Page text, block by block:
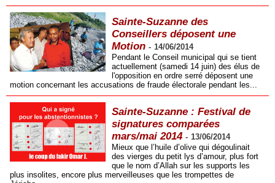
Sainte-Suzanne des
Conseillers déposent une
Motion - 14/06/2014
Pendant le Conseil municipal qui se tient
actuellement (samedi 14 juin) des élus de
l'opposition en ordre serré déposent une
motion concernant les accusations de fraude électorale pendant les...
Sainte-Suzanne : Festival de
signatures comparées
mars/mai 2014 - 13/06/2014
Mieux que l’huile d’olive qui dégoulinait
des vierges du petit lys d’amour, plus fort
que le nom d’Allah sur les supports les
plus insolites, encore plus merveilleuses que les trompettes de